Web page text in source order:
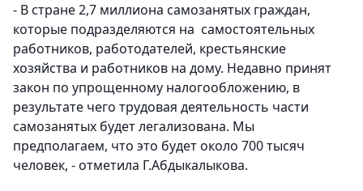
- В стране 2,7 миллиона самозанятых граждан,
которые подразделяются на самостоятельных
работников, работодателей, крестьянские
хозяйства и работников на дому. Недавно принят
закон по упрощенному налогообложению, в
результате чего трудовая деятельность части
самозанятых будет легализована. Мы
предполагаем, что это будет около 700 тысяч
человек, - отметила Г.Абдыкалыкова.